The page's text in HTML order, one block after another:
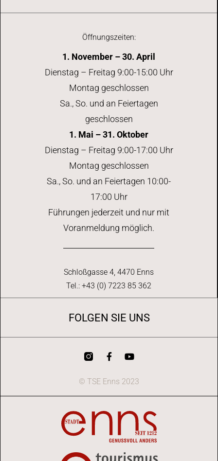
Öffnungszeiten:
1. November – 30. April
Dienstag – Freitag 9:00-15:00 Uhr
Montag geschlossen
Sa., So. und an Feiertagen
geschlossen
1. Mai – 31. Oktober
Dienstag – Freitag 9:00-17:00 Uhr
Montag geschlossen
Sa., So. und an Feiertagen 10:00-
17:00 Uhr
Führungen jederzeit und nur mit
Voranmeldung möglich.
Schloßgasse 4, 4470 Enns
Tel.: +43 (0) 7223 85 362
FOLGEN SIE UNS
© TSE Enns 2023